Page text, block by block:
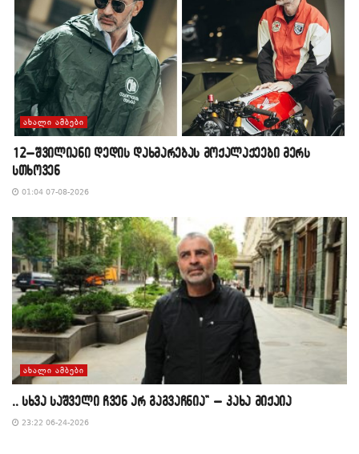
ᲐᲮᲐᲚᲘ ᲐᲛᲑᲔᲑᲘ
12–შვილიანი დედის დახმარებას მოქალაქეები მერს
სთხოვენ
01:04 07-08-2026
ᲐᲮᲐᲚᲘ ᲐᲛᲑᲔᲑᲘ
,, სხვა საშველი ჩვენ არ გაგვაჩნია” – კახა მიქაია
23:22 06-24-2026